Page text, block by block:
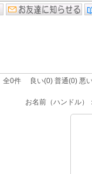
全0件 良い(0) 普通(0) 悪
お名前（ハンドル）：